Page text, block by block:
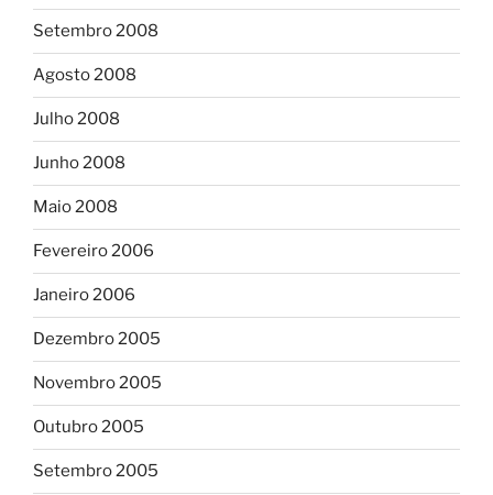
Setembro 2008
Agosto 2008
Julho 2008
Junho 2008
Maio 2008
Fevereiro 2006
Janeiro 2006
Dezembro 2005
Novembro 2005
Outubro 2005
Setembro 2005